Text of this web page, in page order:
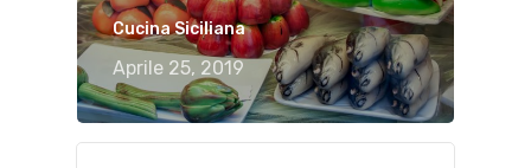
Cucina Siciliana
Aprile 25, 2019